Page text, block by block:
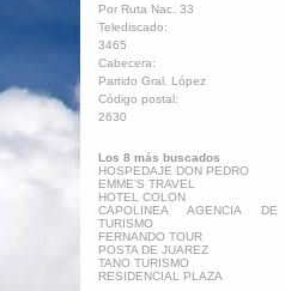
Por Ruta Nac. 33
Telediscado:
3465
Cabecera:
Partido Gral. López
Código postal:
2630
Los 8 más buscados
HOSPEDAJE DON PEDRO
EMME'S TRAVEL
HOTEL COLON
CAPOLINEA AGENCIA DE
TURISMO
FERNANDO TOUR
POSTA DE JUAREZ
TANO TURISMO
RESIDENCIAL PLAZA